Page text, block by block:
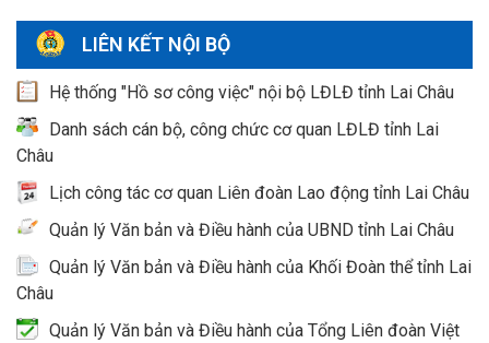
LIÊN KẾT NỘI BỘ
Hệ thống "Hồ sơ công việc" nội bộ LĐLĐ tỉnh Lai Châu
Danh sách cán bộ, công chức cơ quan LĐLĐ tỉnh Lai
Châu
Lịch công tác cơ quan Liên đoàn Lao động tỉnh Lai Châu
Quản lý Văn bản và Điều hành của UBND tỉnh Lai Châu
Quản lý Văn bản và Điều hành của Khối Đoàn thể tỉnh Lai
Châu
Quản lý Văn bản và Điều hành của Tổng Liên đoàn Việt